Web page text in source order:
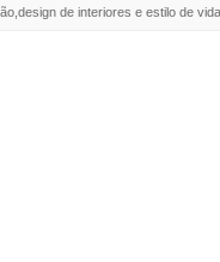
de interiores e estilo de